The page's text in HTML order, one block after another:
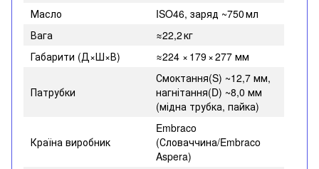
Масло
ISO46, заряд ~750 мл
Вага
≈22,2 кг
Габарити (Д×Ш×В)
≈224 × 179 × 277 мм
Патрубки
Смоктання(S) ~12,7 мм,
нагнітання(D) ~8,0 мм
(мідна трубка, пайка)
Країна виробник
Embraco
(Словаччина/Embraco
Aspera)